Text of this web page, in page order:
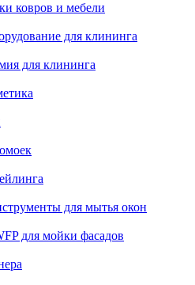
ковров и мебели
для клининга
для клининга
для мытья окон
для мойки фасадов